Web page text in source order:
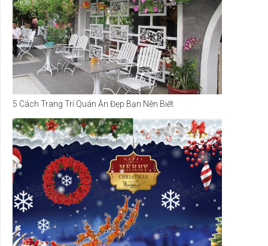
5 Cách Trang Trí Quán Ăn Đẹp Bạn Nên Biết